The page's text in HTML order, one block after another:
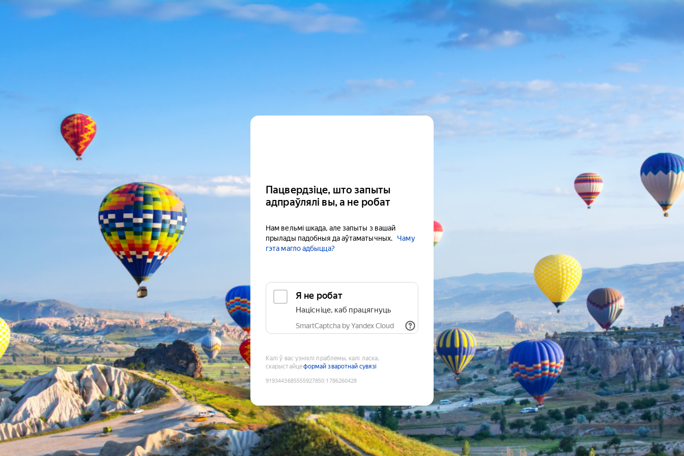
Пацвердзіце, што запыты
адпраўлялі вы, а не робат
Нам вельмі шкада, але запыты з вашай
прылады падобныя да аўтаматычных.
Чаму
гэта магло адбыцца?
Я не робат
Націсніце, каб працягнуць
SmartCaptcha by Yandex Cloud
Калі ў вас узніклі праблемы, калі ласка,
скарыстайцеформай зваротнай сувязі
9193443685555927850:1786260428